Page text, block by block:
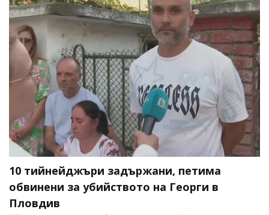
10 тийнейджъри задържани, петима
обвинени за убийството на Георги в
Пловдив